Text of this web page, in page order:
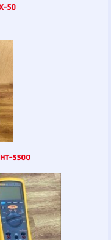
50
HT-5500